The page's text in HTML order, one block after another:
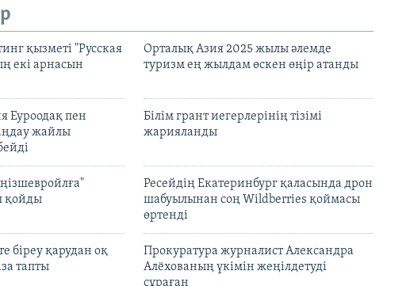
қызметі "Русская
екі арнасын
Орталық Азия 2025 жылы әлемде
туризм ең жылдам өскен өңір атанды
Еуроодақ пен
жайлы
Білім грант иегерлерінің тізімі
жарияланды
қойды
Ресейдің Екатеринбург қаласында дрон
шабуылынан соң Wildberries қоймасы
өртенді
біреу қарудан оқ
тапты
Прокуратура журналист Александра
Алёхованың үкімін жеңілдетуді
сұраған